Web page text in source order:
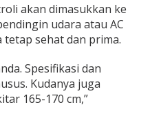
akan dimasukkan ke
udara atau AC
sehat dan prima.
Spesifikasi dan
Kudanya juga
165-170 cm,”